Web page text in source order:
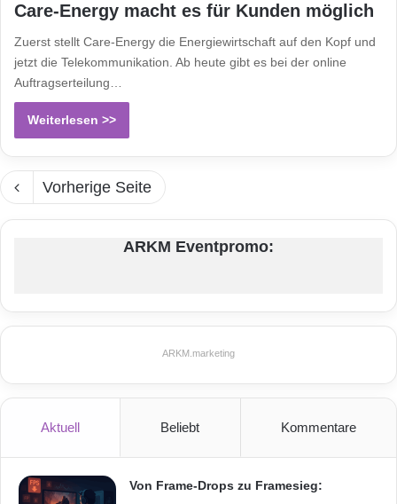
Care-Energy macht es für Kunden möglich
Zuerst stellt Care-Energy die Energiewirtschaft auf den Kopf und
jetzt die Telekommunikation. Ab heute gibt es bei der online
Auftragserteilung…
Weiterlesen >>
Vorherige Seite
ARKM Eventpromo:
ARKM.marketing
Aktuell Beliebt Kommentare
Von Frame-Drops zu Framesieg: